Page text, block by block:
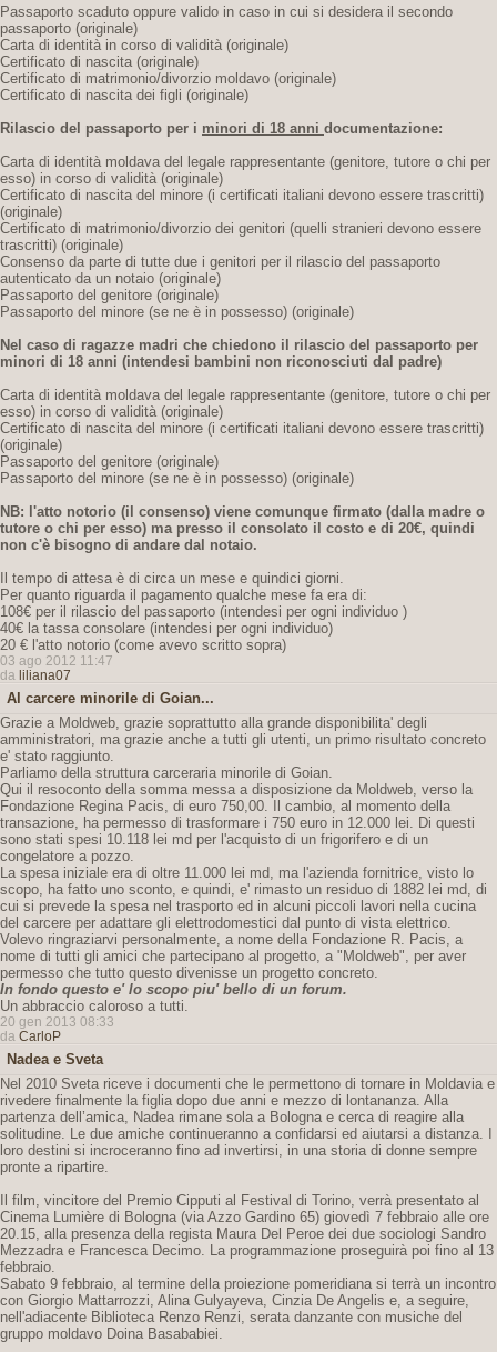
Passaporto scaduto oppure valido in caso in cui si desidera il secondo
passaporto (originale)
Carta di identità in corso di validità (originale)
Certificato di nascita (originale)
Certificato di matrimonio/divorzio moldavo (originale)
Certificato di nascita dei figli (originale)
Rilascio del passaporto per i minori di 18 anni documentazione:
Carta di identità moldava del legale rappresentante (genitore, tutore o chi per
esso) in corso di validità (originale)
Certificato di nascita del minore (i certificati italiani devono essere trascritti)
(originale)
Certificato di matrimonio/divorzio dei genitori (quelli stranieri devono essere
trascritti) (originale)
Consenso da parte di tutte due i genitori per il rilascio del passaporto
autenticato da un notaio (originale)
Passaporto del genitore (originale)
Passaporto del minore (se ne è in possesso) (originale)
Nel caso di ragazze madri che chiedono il rilascio del passaporto per
minori di 18 anni (intendesi bambini non riconosciuti dal padre)
Carta di identità moldava del legale rappresentante (genitore, tutore o chi per
esso) in corso di validità (originale)
Certificato di nascita del minore (i certificati italiani devono essere trascritti)
(originale)
Passaporto del genitore (originale)
Passaporto del minore (se ne è in possesso) (originale)
NB: l'atto notorio (il consenso) viene comunque firmato (dalla madre o
tutore o chi per esso) ma presso il consolato il costo e di 20€, quindi
non c'è bisogno di andare dal notaio.
Il tempo di attesa è di circa un mese e quindici giorni.
Per quanto riguarda il pagamento qualche mese fa era di:
108€ per il rilascio del passaporto (intendesi per ogni individuo )
40€ la tassa consolare (intendesi per ogni individuo)
20 € l'atto notorio (come avevo scritto sopra)
03 ago 2012 11:47
da liliana07
Al carcere minorile di Goian...
Grazie a Moldweb, grazie soprattutto alla grande disponibilita' degli
amministratori, ma grazie anche a tutti gli utenti, un primo risultato concreto
e' stato raggiunto.
Parliamo della struttura carceraria minorile di Goian.
Qui il resoconto della somma messa a disposizione da Moldweb, verso la
Fondazione Regina Pacis, di euro 750,00. Il cambio, al momento della
transazione, ha permesso di trasformare i 750 euro in 12.000 lei. Di questi
sono stati spesi 10.118 lei md per l'acquisto di un frigorifero e di un
congelatore a pozzo.
La spesa iniziale era di oltre 11.000 lei md, ma l'azienda fornitrice, visto lo
scopo, ha fatto uno sconto, e quindi, e' rimasto un residuo di 1882 lei md, di
cui si prevede la spesa nel trasporto ed in alcuni piccoli lavori nella cucina
del carcere per adattare gli elettrodomestici dal punto di vista elettrico.
Volevo ringraziarvi personalmente, a nome della Fondazione R. Pacis, a
nome di tutti gli amici che partecipano al progetto, a "Moldweb", per aver
permesso che tutto questo divenisse un progetto concreto.
In fondo questo e' lo scopo piu' bello di un forum.
Un abbraccio caloroso a tutti.
20 gen 2013 08:33
da CarloP
Nadea e Sveta
Nel 2010 Sveta riceve i documenti che le permettono di tornare in Moldavia e
rivedere finalmente la figlia dopo due anni e mezzo di lontananza. Alla
partenza dell’amica, Nadea rimane sola a Bologna e cerca di reagire alla
solitudine. Le due amiche continueranno a confidarsi ed aiutarsi a distanza. I
loro destini si incroceranno fino ad invertirsi, in una storia di donne sempre
pronte a ripartire.
Il film, vincitore del Premio Cipputi al Festival di Torino, verrà presentato al
Cinema Lumière di Bologna (via Azzo Gardino 65) giovedì 7 febbraio alle ore
20.15, alla presenza della regista Maura Del Peroe dei due sociologi Sandro
Mezzadra e Francesca Decimo. La programmazione proseguirà poi fino al 13
febbraio.
Sabato 9 febbraio, al termine della proiezione pomeridiana si terrà un incontro
con Giorgio Mattarrozzi, Alina Gulyayeva, Cinzia De Angelis e, a seguire,
nell'adiacente Biblioteca Renzo Renzi, serata danzante con musiche del
gruppo moldavo Doina Basababiei.